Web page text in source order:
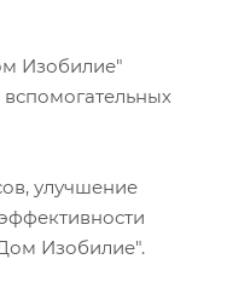
Изобилие"
улучшение
Изобилие".